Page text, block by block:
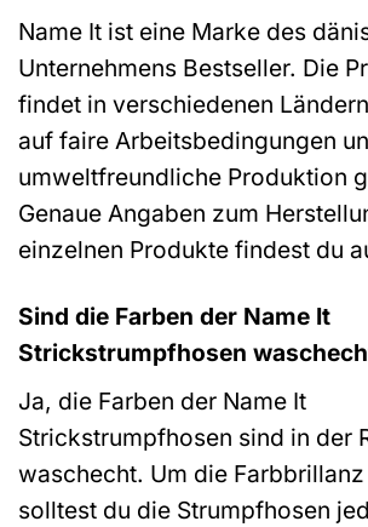
Name It ist eine Marke des
Unternehmens Bestseller. Die
findet in verschiedenen
auf faire Arbeitsbedingungen
umweltfreundliche Produktion
Genaue Angaben zum
einzelnen Produkte findest du
Sind die Farben der Name It
Strickstrumpfhosen
Ja, die Farben der Name It
Strickstrumpfhosen sind in der
waschecht. Um die
solltest du die Strumpfhosen